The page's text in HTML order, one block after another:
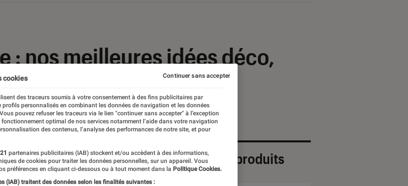
: nos meilleures idées déco,
Sélection de produits
cookies
des traceurs soumis à votre consentement à des fins publicitaires par
profils personnalisés en combinant les données de navigation et les données
pouvez refuser les traceurs via le lien "continuer sans accepter" à l’exception
optimal de nos services notamment l’aide dans votre navigation
des contenus, l’analyse des performances de notre site, et pour
partenaires publicitaires (IAB) stockent et/ou accèdent à des informations,
de cookies pour traiter les données personnelles, sur un appareil. Vous
préférences en cliquant ci-dessous ou à tout moment dans la Politique Cookies.
(IAB) traitent des données selon les finalités suivantes :
Continuer sans accepter